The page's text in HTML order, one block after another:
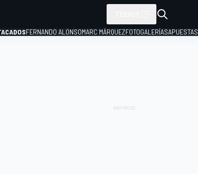
FERNANDO ALONSOMARC MÁRQUEZFOTOGALERÍASAPUESTAS